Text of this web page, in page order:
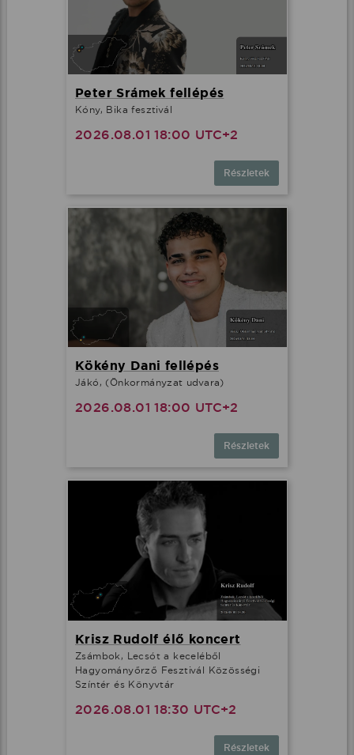
Peter Srámek fellépés
Kóny, Bika fesztivál
2026.08.01 18:00 UTC+2
Részletek
Kökény Dani fellépés
Jákó, (Önkormányzat udvara)
2026.08.01 18:00 UTC+2
Részletek
Krisz Rudolf élő koncert
Zsámbok, Lecsót a keceléből
Hagyományőrző Fesztivál Közösségi
Színtér és Könyvtár
2026.08.01 18:30 UTC+2
Részletek